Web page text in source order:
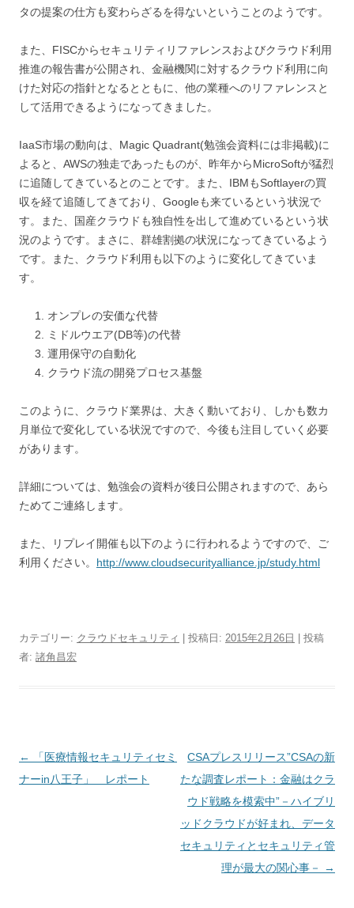
タの提案の仕方も変わらざるを得ないということのようです。
また、FISCからセキュリティリファレンスおよびクラウド利用
推進の報告書が公開され、金融機関に対するクラウド利用に向
けた対応の指針となるとともに、他の業種へのリファレンスと
して活用できるようになってきました。
IaaS市場の動向は、Magic Quadrant(勉強会資料には非掲載)に
よると、AWSの独走であったものが、昨年からMicroSoftが猛烈
に追随してきているとのことです。また、IBMもSoftlayerの買
収を経て追随してきており、Googleも来ているという状況で
す。また、国産クラウドも独自性を出して進めているという状
況のようです。まさに、群雄割拠の状況になってきているよう
です。また、クラウド利用も以下のように変化してきていま
す。
オンプレの安価な代替
ミドルウエア(DB等)の代替
運用保守の自動化
クラウド流の開発プロセス基盤
このように、クラウド業界は、大きく動いており、しかも数カ
月単位で変化している状況ですので、今後も注目していく必要
があります。
詳細については、勉強会の資料が後日公開されますので、あら
ためてご連絡します。
また、リプレイ開催も以下のように行われるようですので、ご
利用ください。 http://www.cloudsecurityalliance.jp/study.html
カテゴリー: クラウドセキュリティ | 投稿日: 2015年2月26日 | 投稿
者: 諸角昌宏
投稿ナビゲーション
←
「医療情報セキュリティセミ
ナーin八王子」 レポート
CSAプレスリリース”CSAの新
たな調査レポート：金融はクラ
ウド戦略を模索中”－ハイブリ
ッドクラウドが好まれ、データ
セキュリティとセキュリティ管
理が最大の関心事－
→